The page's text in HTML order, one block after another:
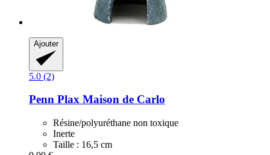
Ajouter
5.0 (2)
Penn Plax Maison de Carlo
Résine/polyuréthane non toxique
Inerte
Taille : 16,5 cm